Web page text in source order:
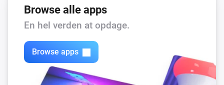
Browse alle apps
En hel verden at opdage.
Browse apps